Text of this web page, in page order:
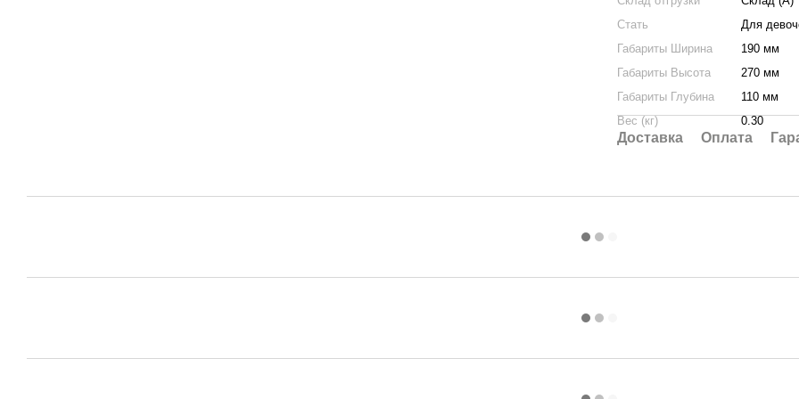
Стать
Для
Габариты Ширина
190 мм
Габариты Высота
270 мм
Габариты Глубина
110 мм
Вес (кг)
0.30
Доставка Оплата